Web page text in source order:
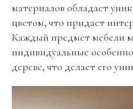
материалов обладает
цветом, что придает
Каждый предмет мебели
индивидуальные
дереве, что делает его